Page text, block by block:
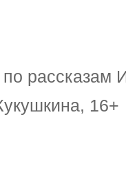
по рассказам
16+